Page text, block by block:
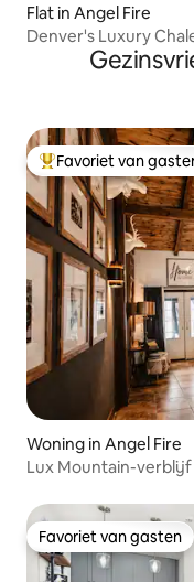
Flat in Angel Fire
Denver's Luxury
Topfavoriet van
Favoriet van
Woning in Angel Fire
Lux Mountain-verblijf
Favoriet van gasten
Favoriet van gasten